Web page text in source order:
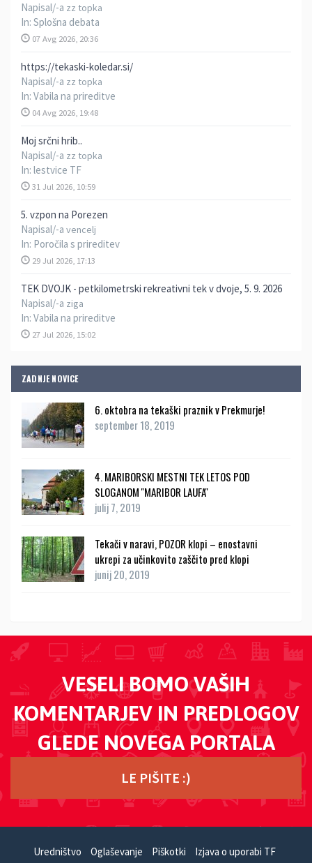
Napisal/-a zz topka
In: Splošna debata
07 Avg 2026, 20:36
https://tekaski-koledar.si/
Napisal/-a zz topka
In: Vabila na prireditve
04 Avg 2026, 19:48
Moj srčni hrib..
Napisal/-a zz topka
In: lestvice TF
31 Jul 2026, 10:59
5. vzpon na Porezen
Napisal/-a vencelj
In: Poročila s prireditev
29 Jul 2026, 17:13
TEK DVOJK - petkilometrski rekreativni tek v dvoje, 5. 9. 2026
Napisal/-a ziga
In: Vabila na prireditve
27 Jul 2026, 15:02
ZADNJE NOVICE
6. oktobra na tekaški praznik v Prekmurje!
september 18, 2019
4. MARIBORSKI MESTNI TEK LETOS POD
SLOGANOM ''MARIBOR LAUFA''
julij 7, 2019
Tekači v naravi, POZOR klopi – enostavni
ukrepi za učinkovito zaščito pred klopi
junij 20, 2019
VESELI BOMO VAŠIH
KOMENTARJEV IN PREDLOGOV
GLEDE NOVEGA PORTALA
LE PIŠITE :)
Uredništvo Oglaševanje Piškotki Izjava o uporabi TF